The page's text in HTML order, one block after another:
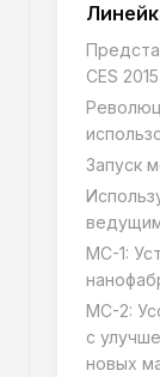
CES 2015
Запуск
MC-1:
MC-2:
с
новых